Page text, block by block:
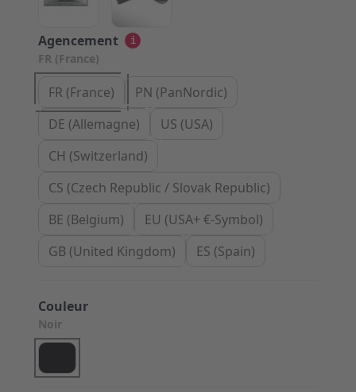
Agencement
FR (France)
i
FR (France)
PN (PanNordic)
DE (Allemagne)
US (USA)
CH (Switzerland)
CS (Czech Republic / Slovak Republic)
BE (Belgium)
EU (USA+ €-Symbol)
GB (United Kingdom)
ES (Spain)
Couleur
Noir